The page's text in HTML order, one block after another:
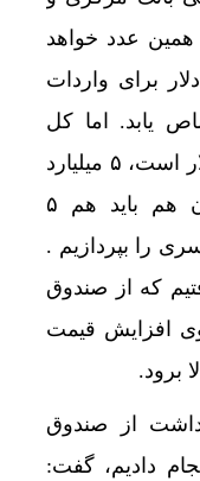
همین عدد خواهد
۱۵ میلیارد دلار برای واردات
یابد. اما کل
مبلغ اختصاص یافته ۱۲ میلیارد دلار است، ۵ میلیارد
دلار هم پیش‌خرید کرده‌اند. الان هم باید هم ۵
دلار کسری را بپردازیم .
که از صندوق
افزایش قیمت
برود.
از صندوق
دادیم، گفت: